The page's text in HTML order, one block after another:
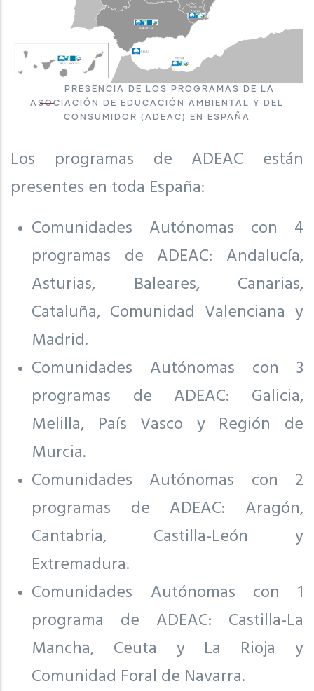
PRESENCIA DE LOS PROGRAMAS DE LA
ASOCIACIÓN DE EDUCACIÓN AMBIENTAL Y DEL
CONSUMIDOR (ADEAC) EN ESPAÑA
Los programas de ADEAC están
presentes en toda España:
Comunidades Autónomas con 4
programas de ADEAC: Andalucía,
Asturias, Baleares, Canarias,
Cataluña, Comunidad Valenciana y
Madrid.
Comunidades Autónomas con 3
programas de ADEAC: Galicia,
Melilla, País Vasco y Región de
Murcia.
Comunidades Autónomas con 2
programas de ADEAC: Aragón,
Cantabria, Castilla-León y
Extremadura.
Comunidades Autónomas con 1
programa de ADEAC: Castilla-La
Mancha, Ceuta y La Rioja y
Comunidad Foral de Navarra.